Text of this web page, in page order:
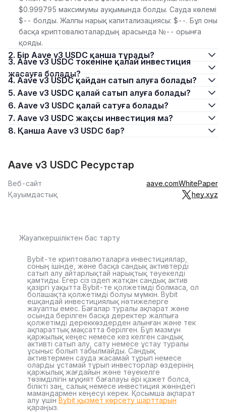
$0.999795 максимумы ауқымында болды. Сауда көлемі
$-- болды. Жалпы нарық капитализациясы: $--. Бұл оны
басқа криптовалюталардың арасында №-- орынға
қояды.
2. Бір Aave v3 USDC қанша тұрады?
3. Aave v3 USDC токеніне қалай инвестиция
жасауға болады?
4. Aave v3 USDC қайдан сатып алуға болады?
5. Aave v3 USDC қалай сатып алуға болады?
6. Aave v3 USDC қалай сатуға болады?
7. Aave v3 USDC жақсы инвестиция ма?
8. Қанша Aave v3 USDC бар?
Aave v3 USDC Ресурстар
Веб-сайт aave.comWhitePaper
Қауымдастық
hey.xyz
Жауапкершіліктен бас тарту
Bybit-те криптовалюталарға инвестициялар,
соның ішінде, және басқа сандық активтерді
сатып алу айтарлықтай нарықтық тәуекелді
қамтиды. Егер сіз іздеп жатқан сандық актив
қазіргі уақытта Bybit-те қолжетімді болмаса, ол
болашақта қолжетімді болуы мүмкін. Bybit
ешқандай инвестициялық нәтижелерге
жауапты емес. Бағалар туралы ақпарат және
осында берілген басқа деректер жалпыға
қолжетімді дереккөздерден алынған және тек
ақпараттық мақсатта берілген. Бұл мазмұн
қаржылық кеңес немесе кез келген сандық
активті сатып алу, сату немесе ұстау туралы
ұсыныс болып табылмайды. Сандық
активтермен сауда жасамай тұрып немесе
оларды ұстамай тұрып инвесторлар өздерінің
қаржылық жағдайын және тәуекелге
төзімділігін мұқият бағалауы әрі қажет болса,
білікті заң, салық немесе инвестиция жөніндегі
мамандармен кеңесуі керек. Қосымша ақпарат
алу үшін Bybit қызмет көрсету шарттарын
қараңыз.